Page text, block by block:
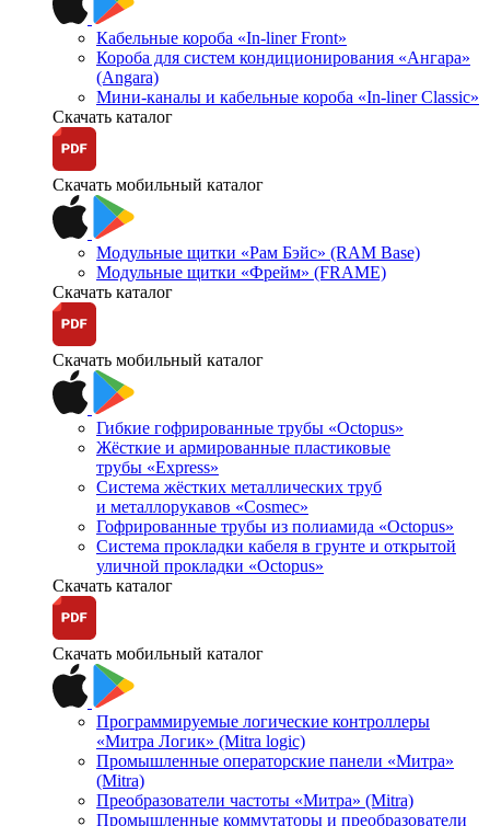
Кабельные короба «In-liner Front»
Короба для систем кондиционирования «Ангара»
(Angara)
Мини-каналы и кабельные короба «In-liner Classic»
Скачать каталог
Скачать мобильный каталог
Модульные щитки «Рам Бэйс» (RAM Base)
Модульные щитки «Фрейм» (FRAME)
Скачать каталог
Скачать мобильный каталог
Гибкие гофрированные трубы «Octopus»
Жёсткие и армированные пластиковые
трубы «Express»
Система жёстких металлических труб
и металлорукавов «Cosmec»
Гофрированные трубы из полиамида «Octopus»
Система прокладки кабеля в грунте и открытой
уличной прокладки «Octopus»
Скачать каталог
Скачать мобильный каталог
Программируемые логические контроллеры
«Митра Логик» (Mitra logic)
Промышленные операторские панели «Митра»
(Mitra)
Преобразователи частоты «Митра» (Mitra)
Промышленные коммутаторы и преобразователи